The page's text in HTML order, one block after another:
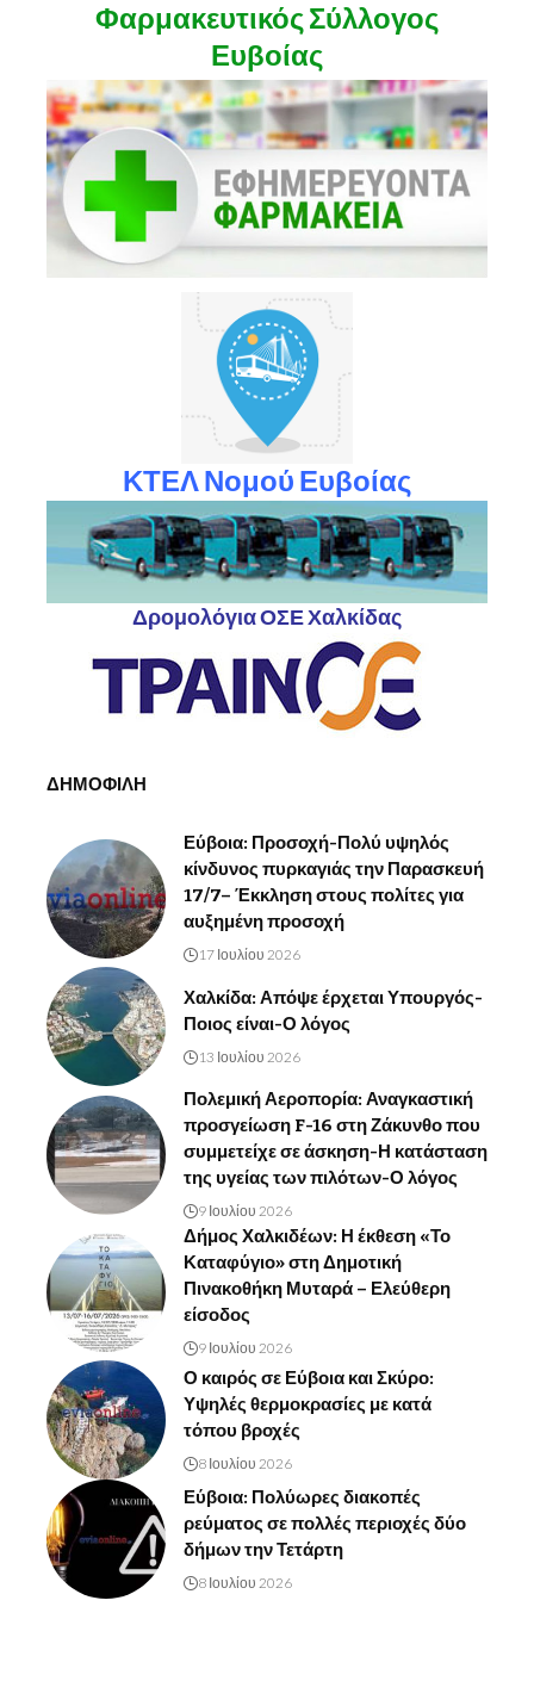
Φαρμακευτικός Σύλλογος
Ευβοίας
ΚΤΕΛ Νομού Ευβοίας
Δρομολόγια ΟΣΕ Χαλκίδας
ΔΗΜΟΦΙΛΗ
Εύβοια: Προσοχή-Πολύ υψηλός
κίνδυνος πυρκαγιάς την Παρασκευή
17/7– Έκκληση στους πολίτες για
αυξημένη προσοχή
17 Ιουλίου 2026
Χαλκίδα: Απόψε έρχεται Υπουργός-
Ποιος είναι-Ο λόγος
13 Ιουλίου 2026
Πολεμική Αεροπορία: Αναγκαστική
προσγείωση F-16 στη Ζάκυνθο που
συμμετείχε σε άσκηση-Η κατάσταση
της υγείας των πιλότων-Ο λόγος
9 Ιουλίου 2026
Δήμος Χαλκιδέων: Η έκθεση «Το
Καταφύγιο» στη Δημοτική
Πινακοθήκη Μυταρά – Ελεύθερη
είσοδος
9 Ιουλίου 2026
Ο καιρός σε Εύβοια και Σκύρο:
Υψηλές θερμοκρασίες με κατά
τόπου βροχές
8 Ιουλίου 2026
Εύβοια: Πολύωρες διακοπές
ρεύματος σε πολλές περιοχές δύο
δήμων την Τετάρτη
8 Ιουλίου 2026